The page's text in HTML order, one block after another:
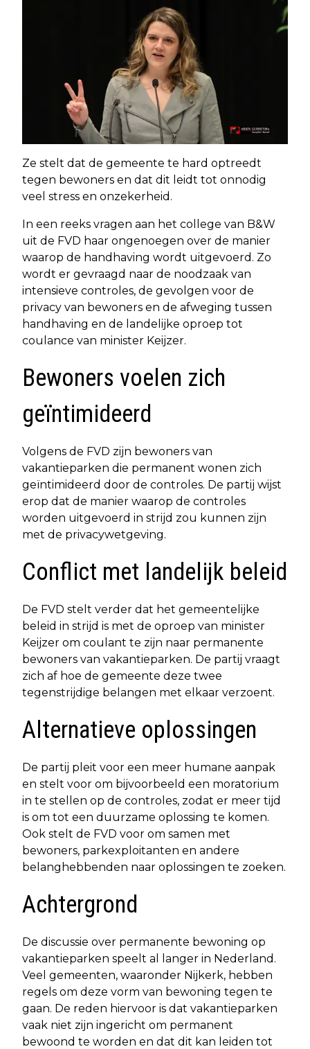
Ze stelt dat de gemeente te hard optreedt
tegen bewoners en dat dit leidt tot onnodig
veel stress en onzekerheid.
In een reeks vragen aan het college van B&W
uit de FVD haar ongenoegen over de manier
waarop de handhaving wordt uitgevoerd. Zo
wordt er gevraagd naar de noodzaak van
intensieve controles, de gevolgen voor de
privacy van bewoners en de afweging tussen
handhaving en de landelijke oproep tot
coulance van minister Keijzer.
Bewoners voelen zich
geïntimideerd
Volgens de FVD zijn bewoners van
vakantieparken die permanent wonen zich
geïntimideerd door de controles. De partij wijst
erop dat de manier waarop de controles
worden uitgevoerd in strijd zou kunnen zijn
met de privacywetgeving.
Conflict met landelijk beleid
De FVD stelt verder dat het gemeentelijke
beleid in strijd is met de oproep van minister
Keijzer om coulant te zijn naar permanente
bewoners van vakantieparken. De partij vraagt
zich af hoe de gemeente deze twee
tegenstrijdige belangen met elkaar verzoent.
Alternatieve oplossingen
De partij pleit voor een meer humane aanpak
en stelt voor om bijvoorbeeld een moratorium
in te stellen op de controles, zodat er meer tijd
is om tot een duurzame oplossing te komen.
Ook stelt de FVD voor om samen met
bewoners, parkexploitanten en andere
belanghebbenden naar oplossingen te zoeken.
Achtergrond
De discussie over permanente bewoning op
vakantieparken speelt al langer in Nederland.
Veel gemeenten, waaronder Nijkerk, hebben
regels om deze vorm van bewoning tegen te
gaan. De reden hiervoor is dat vakantieparken
vaak niet zijn ingericht om permanent
bewoond te worden en dat dit kan leiden tot